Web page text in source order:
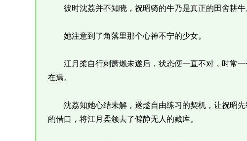
彼时沈荔并不知晓，祝昭骑的牛乃是真正的田舍耕牛
她注意到了角落里那个心神不宁的少女。
江月柔自行刺萧燃未遂后，状态便一直不对，时常一
在焉。
沈荔知她心结未解，遂趁自由练习的契机，让祝昭先
的借口，将江月柔领去了僻静无人的藏库。